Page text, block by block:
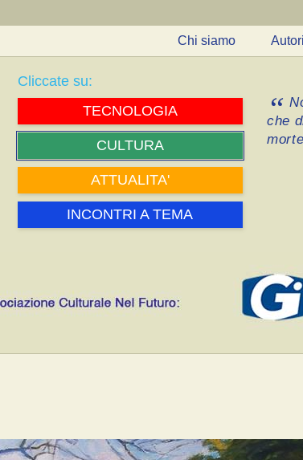
Chi siamo Autori
Cliccate su:
TECNOLOGIA
CULTURA
ATTUALITA'
INCONTRI A TEMA
che